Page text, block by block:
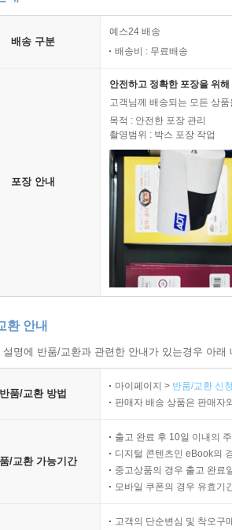
배송 구분
예스24 배송
배송비 : 무료배송
포장 안내
안전하고 정확한 포장을 위
고객님께 배송되는 모든 상
목적 : 안전한 포장 관리
촬영범위 : 박스 포장 작업
환 안내
명에 반품/교환과 관련한 안내가 있는경우 아
반품/교환 방법
마이페이지 > 반품/교환 신
판매자 배송 상품은 판매자
/교환 가능기간
출고 완료 후 10일 이내의
디지털 콘텐츠인 eBook의
중고상품의 경우 출고 완료
모바일 쿠폰의 경우 유효기
고객의 단순변심 및 착오구